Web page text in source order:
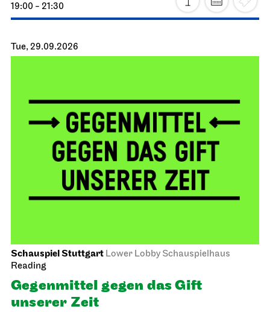
19:00 - 21:30
Tue, 29.09.2026
Schauspiel Stuttgart Lower Lobby Schauspielhaus
Reading
Gegenmittel gegen das Gift
unserer Zeit